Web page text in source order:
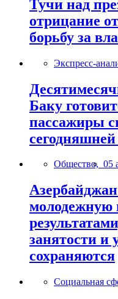
Тучи над
отрицание
борьбу за
Экспресс-
Баку
пассажиры
Общество, 05
молодежную
занятости и
сохраняются
Социальная